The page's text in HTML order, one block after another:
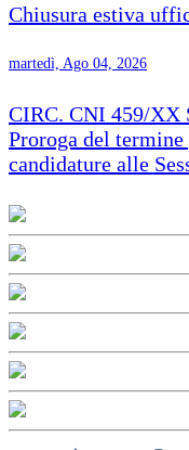
Chiusura estiva
martedì, Ago 04, 2026
CIRC. CNI 459/XX
Proroga del
candidature alle